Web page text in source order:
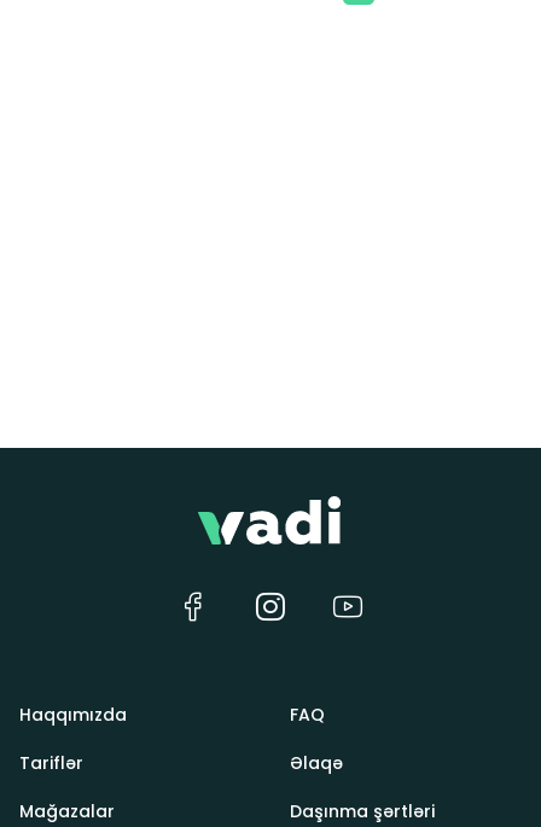
Haqqımızda
Tariflər
Mağazalar
FAQ
Əlaqə
Daşınma şərtləri